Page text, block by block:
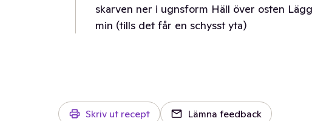
skarven ner i ugnsform Häll över osten
min (tills det får en schysst yta)
Skriv ut recept Lämna feedback